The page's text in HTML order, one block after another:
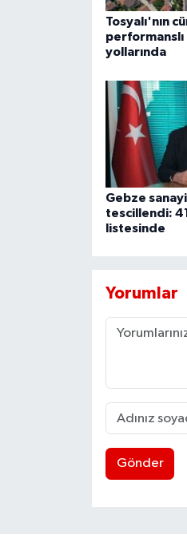
Tosyalı'nın
performanslı
yollarında
Gebze
tescillendi:
listesinde
Yorumlar
Gönder